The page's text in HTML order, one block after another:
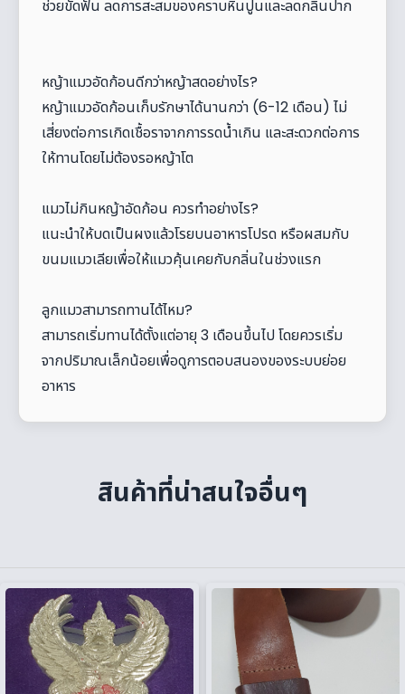
ช่วยขัดฟัน ลดการสะสมของคราบหินปูนและลดกลิ่นปาก
​หญ้าแมวอัดก้อนดีกว่าหญ้าสดอย่างไร?
หญ้าแมวอัดก้อนเก็บรักษาได้นานกว่า (6-12 เดือน) ไม่
เสี่ยงต่อการเกิดเชื้อราจากการรดน้ำเกิน และสะดวกต่อการ
ให้ทานโดยไม่ต้องรอหญ้าโต
​แมวไม่กินหญ้าอัดก้อน ควรทำอย่างไร?
แนะนำให้บดเป็นผงแล้วโรยบนอาหารโปรด หรือผสมกับ
ขนมแมวเลียเพื่อให้แมวคุ้นเคยกับกลิ่นในช่วงแรก
​ลูกแมวสามารถทานได้ไหม?
สามารถเริ่มทานได้ตั้งแต่อายุ 3 เดือนขึ้นไป โดยควรเริ่ม
จากปริมาณเล็กน้อยเพื่อดูการตอบสนองของระบบย่อย
อาหาร
สินค้าที่น่าสนใจอื่นๆ